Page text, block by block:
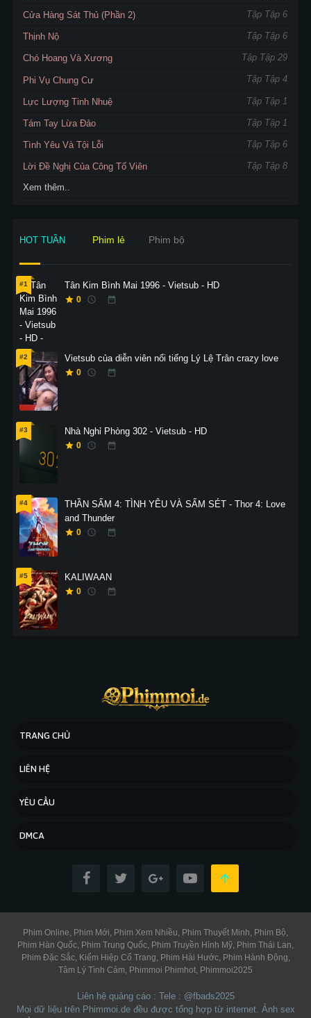
Cửa Hàng Sát Thủ (Phần 2) Tập Tập 6
Thịnh Nộ Tập Tập 6
Chó Hoang Và Xương Tập Tập 29
Phi Vụ Chung Cư Tập Tập 4
Lực Lượng Tinh Nhuệ Tập Tập 1
Tám Tay Lừa Đảo Tập Tập 1
Tình Yêu Và Tội Lỗi Tập Tập 6
Lời Đề Nghị Của Công Tố Viên Tập Tập 8
Xem thêm..
HOT TUẦN Phim lẻ Phim bộ
#1 Tân Kim Bình Mai 1996 - Vietsub - HD
0
#2 Vietsub của diễn viên nổi tiếng Lý Lệ Trân crazy love
0
#3 Nhà Nghỉ Phòng 302 - Vietsub - HD
0
#4
THẦN SẤM 4: TÌNH YÊU VÀ SẤM SÉT - Thor 4: Love
and Thunder
0
#5 KALIWAAN
0
TRANG CHỦ
LIÊN HỆ
YÊU CẦU
DMCA
Phim Online Phim Mới Phim Xem Nhiều Phim Thuyết Minh Phim Bộ
Phim Hàn Quốc Phim Trung Quốc Phim Truyền Hình Mỹ Phim Thái Lan
Phim Đặc Sắc Kiếm Hiệp Cổ Trang Phim Hài Hước Phim Hành Động
Tâm Lý Tình Cảm Phimmoi Phimhot Phimmoi2025
Liên hệ quảng cáo : Tele : @fbads2025
Mọi dữ liệu trên Phimmoi.de đều được tổng hợp từ internet. Ảnh sex